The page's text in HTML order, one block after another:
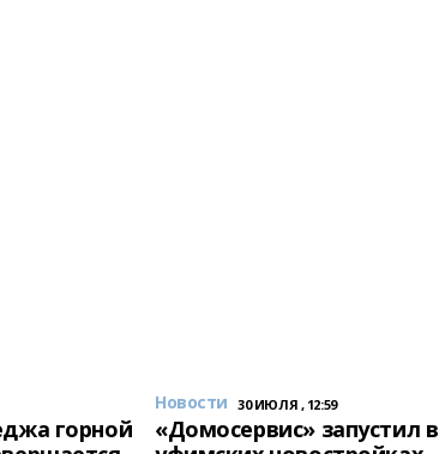
горной
Новости 30 ИЮЛЯ , 12:59
«Домосервис» запустил в